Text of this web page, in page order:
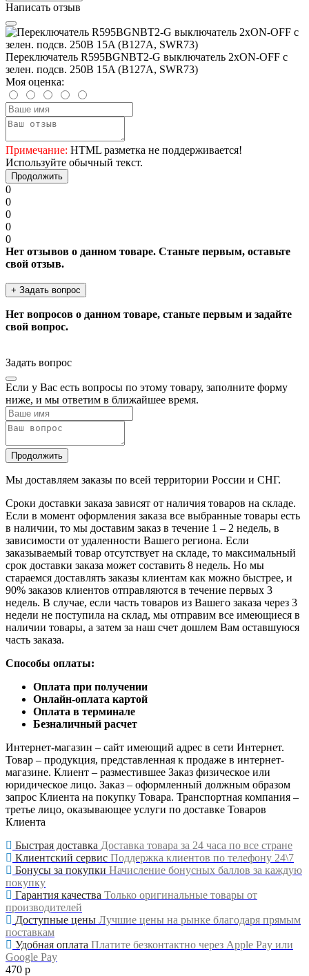
Написать отзыв
Переключатель R595BGNBT2-G выключатель 2хON-OFF с
зелен. подсв. 250B 15A (B127A, SWR73)
Моя оценка:
Примечание: HTML разметка не поддерживается!
Используйте обычный текст.
Продолжить
0
0
0
0
0
Нет отзывов о данном товаре. Станьте первым, оставьте
свой отзыв.
+ Задать вопрос
Нет вопросов о данном товаре, станьте первым и задайте
свой вопрос.
Задать вопрос
Если у Вас есть вопросы по этому товару, заполните форму
ниже, и мы ответим в ближайшее время.
Продолжить
Мы доставляем заказы по всей территории России и СНГ.
Сроки доставки заказа зависят от наличия товаров на складе.
Если в момент оформления заказа все выбранные товары есть
в наличии, то мы доставим заказ в течение 1 – 2 недель, в
зависимости от удаленности Вашего региона. Если
заказываемый товар отсутствует на складе, то максимальный
срок доставки заказа может составить 8 недель. Но мы
стараемся доставлять заказы клиентам как можно быстрее, и
90% заказов клиентов отправляются в течение первых 3
недель. В случае, если часть товаров из Вашего заказа через 3
недели не поступила на склад, мы отправим все имеющиеся в
наличии товары, а затем за наш счет дошлем Вам оставшуюся
часть заказа.
Способы оплаты:
Оплата при получении
Онлайн-оплата картой
Оплата в терминале
Безналичный расчет
Интернет-магазин – сайт имеющий адрес в сети Интернет.
Товар – продукция, представленная к продаже в интернет-
магазине. Клиент – разместившее Заказ физическое или
юридическое лицо. Заказ – оформленный должным образом
запрос Клиента на покупку Товара. Транспортная компания –
третье лицо, оказывающее услуги по доставке Товаров
Клиента
Быстрая доставка Доставка товара за 24 часа по все стране
Клиентский сервис Поддержка клиентов по телефону 24\7
Бонусы за покупки Начисление бонусных баллов за каждую
покупку
Гарантия качества Только оригинальные товары от
производителей
Доступные цены Лучшие цены на рынке благодаря прямым
поставкам
Удобная оплата Платите безконтактно через Apple Pay или
Google Pay
470 р